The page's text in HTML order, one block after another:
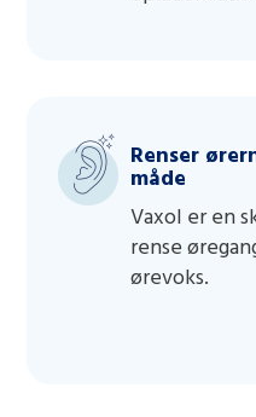
Renser
måde
Vaxol er en
rense
ørevoks.